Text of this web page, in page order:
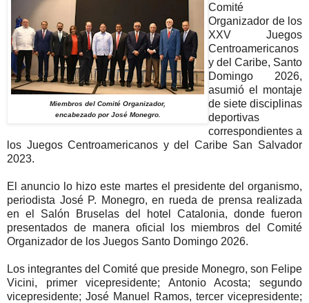
Miembros del Comité Organizador,
encabezado por José Monegro.
Comité
Organizador de los
XXV Juegos
Centroamericanos
y del Caribe, Santo
Domingo 2026,
asumió el montaje
de siete disciplinas
deportivas
correspondientes a
los Juegos Centroamericanos y del Caribe San Salvador
2023.
El anuncio lo hizo este martes el presidente del organismo,
periodista José P. Monegro, en rueda de prensa realizada
en el Salón Bruselas del hotel Catalonia, donde fueron
presentados de manera oficial los miembros del Comité
Organizador de los Juegos Santo Domingo 2026.
Los integrantes del Comité que preside Monegro, son Felipe
Vicini, primer vicepresidente; Antonio Acosta; segundo
vicepresidente; José Manuel Ramos, tercer vicepresidente;